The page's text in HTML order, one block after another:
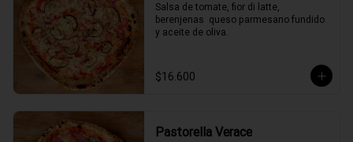
Salsa de tomate, fior di latte,
berenjenas  queso parmesano fundido
y aceite de oliva.
$16.600
Pastorella Verace